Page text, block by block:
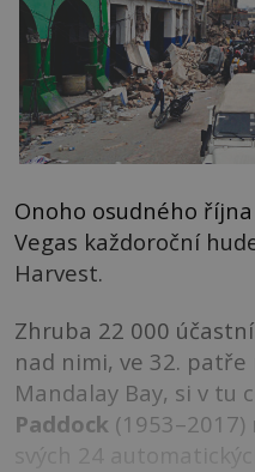
Onoho osudného
Vegas každoroční
Harvest.
Zhruba 22 000
nad nimi, ve 32.
Mandalay Bay, si v tu
Paddock
svých 24